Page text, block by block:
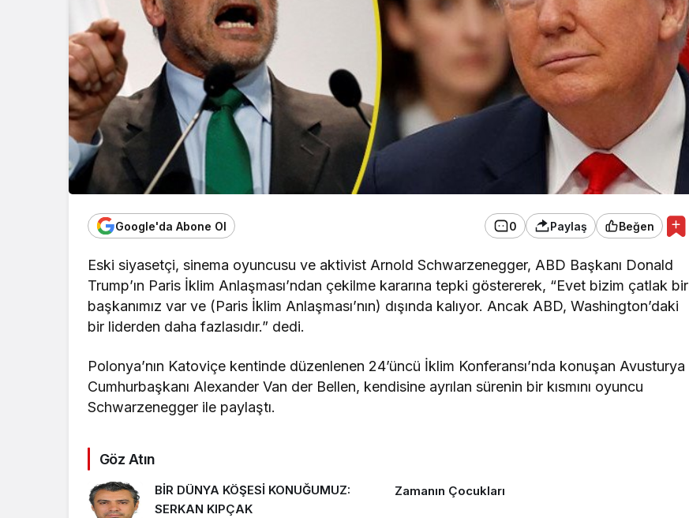
Google'da Abone Ol 0 Paylaş Beğen
Eski siyasetçi, sinema oyuncusu ve aktivist Arnold Schwarzenegger, ABD Başkanı Donald
Trump’ın Paris İklim Anlaşması’ndan çekilme kararına tepki göstererek, “Evet bizim çatlak bir
başkanımız var ve (Paris İklim Anlaşması’nın) dışında kalıyor. Ancak ABD, Washington’daki
bir liderden daha fazlasıdır.” dedi.
Polonya’nın Katoviçe kentinde düzenlenen 24’üncü İklim Konferansı’nda konuşan Avusturya
Cumhurbaşkanı Alexander Van der Bellen, kendisine ayrılan sürenin bir kısmını oyuncu
Schwarzenegger ile paylaştı.
Göz Atın
BİR DÜNYA KÖŞESİ KONUĞUMUZ:
SERKAN KIPÇAK
Zamanın Çocukları
EKONOMİ
Konak Tel Çit, Tel Çit
Hesaplamada Yeni Bir
Yaklaşım